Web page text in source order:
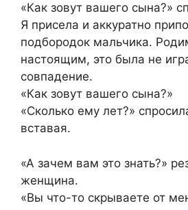
«Как зовут вашего сына?»
Я присела и аккуратно
подбородок мальчика.
настоящим, это была не
совпадение.
«Как зовут вашего сына?»
«Сколько ему лет?»
вставая.
«А зачем вам это знать?»
женщина.
«Вы что-то скрываете от